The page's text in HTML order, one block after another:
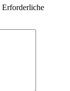
Erforderliche